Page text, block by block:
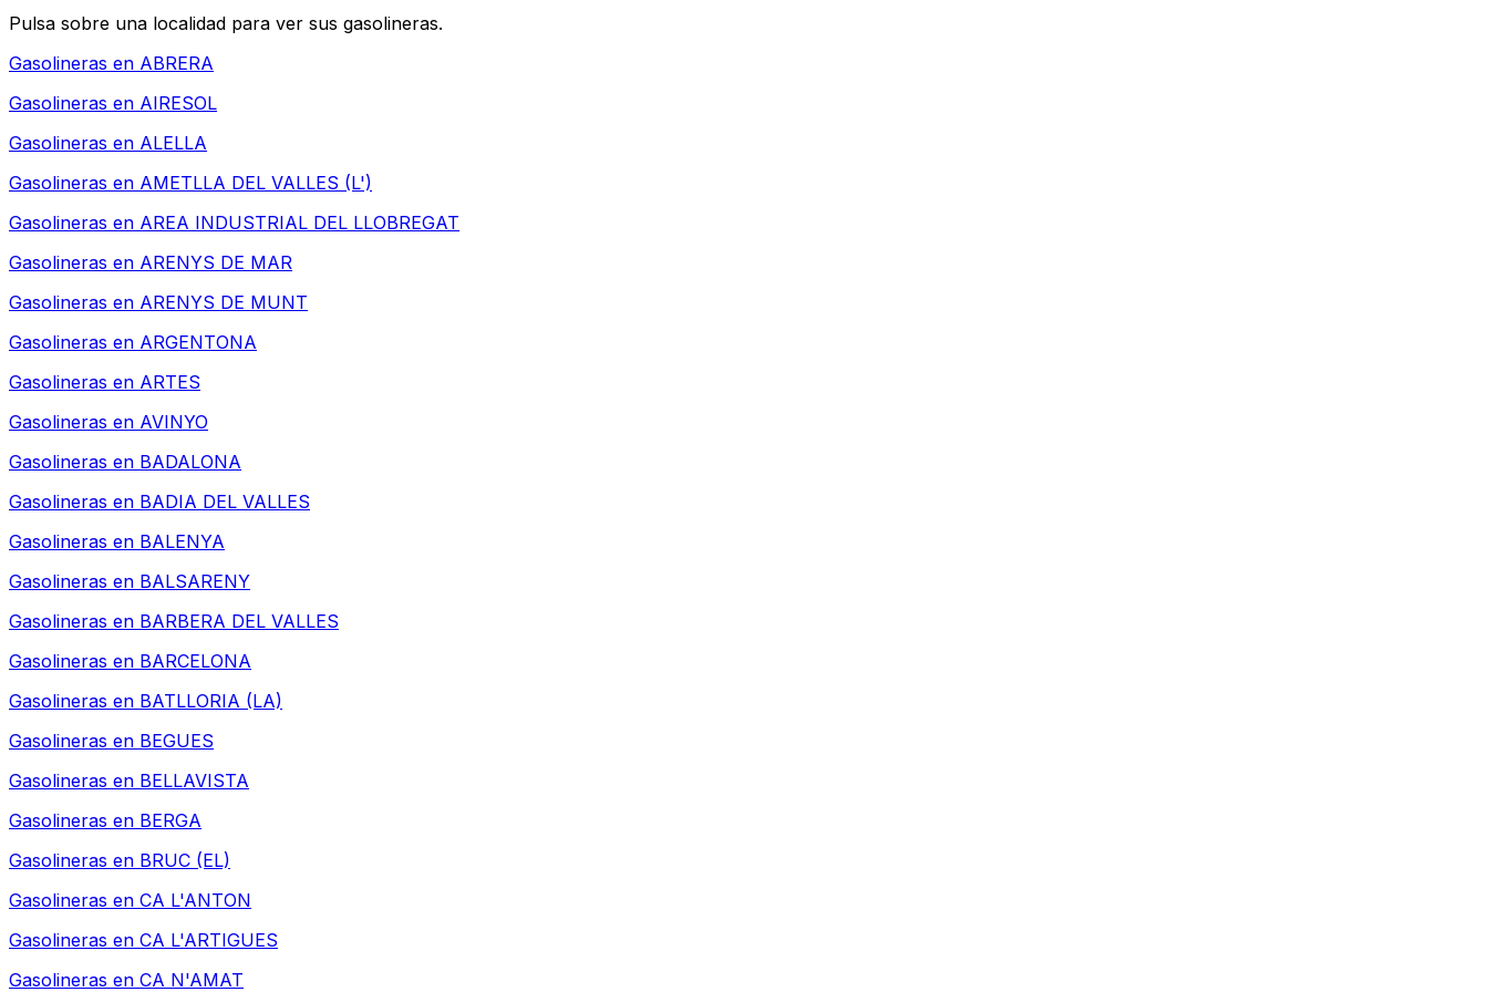
Pulsa sobre una localidad para ver sus gasolineras.
Gasolineras en ABRERA
Gasolineras en AIRESOL
Gasolineras en ALELLA
Gasolineras en AMETLLA DEL VALLES (L')
Gasolineras en AREA INDUSTRIAL DEL LLOBREGAT
Gasolineras en ARENYS DE MAR
Gasolineras en ARENYS DE MUNT
Gasolineras en ARGENTONA
Gasolineras en ARTES
Gasolineras en AVINYO
Gasolineras en BADALONA
Gasolineras en BADIA DEL VALLES
Gasolineras en BALENYA
Gasolineras en BALSARENY
Gasolineras en BARBERA DEL VALLES
Gasolineras en BARCELONA
Gasolineras en BATLLORIA (LA)
Gasolineras en BEGUES
Gasolineras en BELLAVISTA
Gasolineras en BERGA
Gasolineras en BRUC (EL)
Gasolineras en CA L'ANTON
Gasolineras en CA L'ARTIGUES
Gasolineras en CA N'AMAT